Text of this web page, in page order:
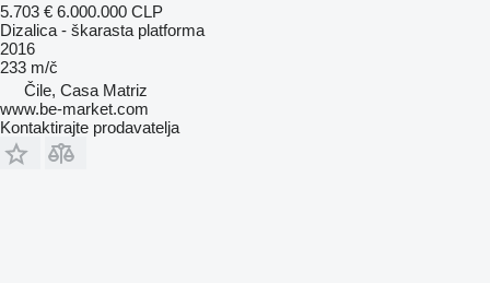
5.703 € 6.000.000 CLP
Dizalica - škarasta platforma
2016
233 m/č
Čile, Casa Matriz
www.be-market.com
Kontaktirajte prodavatelja